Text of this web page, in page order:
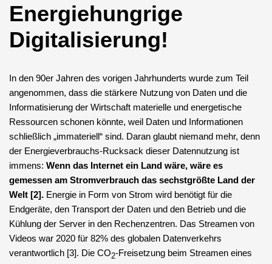
Energiehungrige
Digitalisierung!
In den 90er Jahren des vorigen Jahrhunderts wurde zum Teil
angenommen, dass die stärkere Nutzung von Daten und die
Informatisierung der Wirtschaft materielle und energetische
Ressourcen schonen könnte, weil Daten und Informationen
schließlich „immateriell“ sind. Daran glaubt niemand mehr, denn
der Energieverbrauchs-Rucksack dieser Datennutzung ist
immens: Wenn das Internet ein Land wäre, wäre es
gemessen am Stromverbrauch das sechstgrößte Land der
Welt [2]. Energie in Form von Strom wird benötigt für die
Endgeräte, den Transport der Daten und den Betrieb und die
Kühlung der Server in den Rechenzentren. Das Streamen von
Videos war 2020 für 82% des globalen Datenverkehrs
verantwortlich [3]. Die CO2-Freisetzung beim Streamen eines